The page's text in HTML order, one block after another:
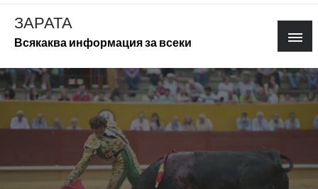
Skip
content
ЗАРАТА
Всякаква информация за всеки